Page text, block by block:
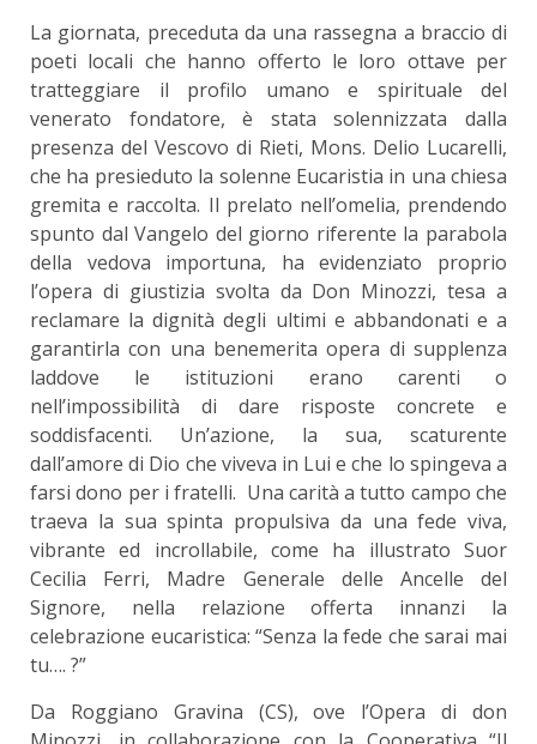
La giornata, preceduta da una rassegna a braccio di
poeti locali che hanno offerto le loro ottave per
tratteggiare il profilo umano e spirituale del
venerato fondatore, è stata solennizzata dalla
presenza del Vescovo di Rieti, Mons. Delio Lucarelli,
che ha presieduto la solenne Eucaristia in una chiesa
gremita e raccolta. Il prelato nell’omelia, prendendo
spunto dal Vangelo del giorno riferente la parabola
della vedova importuna, ha evidenziato proprio
l’opera di giustizia svolta da Don Minozzi, tesa a
reclamare la dignità degli ultimi e abbandonati e a
garantirla con una benemerita opera di supplenza
laddove le istituzioni erano carenti o
nell’impossibilità di dare risposte concrete e
soddisfacenti. Un’azione, la sua, scaturente
dall’amore di Dio che viveva in Lui e che lo spingeva a
farsi dono per i fratelli. Una carità a tutto campo che
traeva la sua spinta propulsiva da una fede viva,
vibrante ed incrollabile, come ha illustrato Suor
Cecilia Ferri, Madre Generale delle Ancelle del
Signore, nella relazione offerta innanzi la
celebrazione eucaristica: “Senza la fede che sarai mai
tu…. ?”
Da Roggiano Gravina (CS), ove l’Opera di don